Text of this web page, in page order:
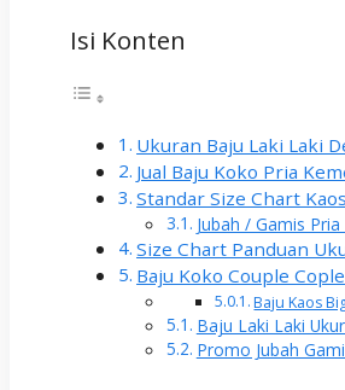
Isi Konten
Ukuran Baju Laki Laki
Jual Baju Koko Pria
Standar Size Chart
Jubah / Gamis
Size Chart Panduan
Baju Koko Couple
Baju Kaos
Baju Laki Laki
Promo Jubah